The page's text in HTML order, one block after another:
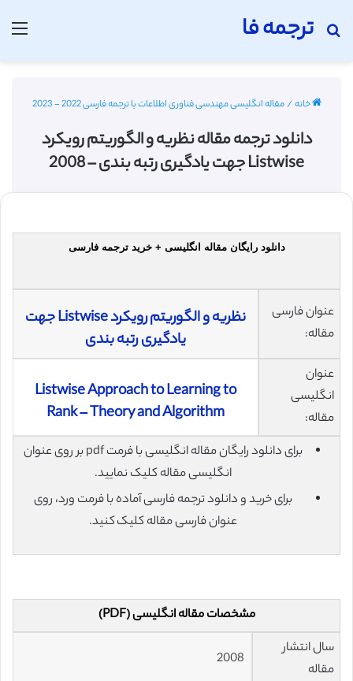
ترجمه فا
جستجو برای
خانه/مقاله انگلیسی مهندسی فناوری اطلاعات با ترجمه فارسی 2022 - 2023
دانلود ترجمه مقاله نظریه و الگوریتم رویکرد
Listwise جهت یادگیری رتبه بندی – 2008
دانلود رایگان مقاله انگلیسی + خرید ترجمه فارسی
عنوان فارسی
مقاله:
نظریه و الگوریتم رویکرد Listwise جهت
یادگیری رتبه بندی
عنوان
انگلیسی
مقاله:
Listwise Approach to Learning to
Rank – Theory and Algorithm
برای دانلود رایگان مقاله انگلیسی با فرمت pdf بر روی عنوان
انگلیسی مقاله کلیک نمایید.
برای خرید و دانلود ترجمه فارسی آماده با فرمت ورد، روی
عنوان فارسی مقاله کلیک کنید.
مشخصات مقاله انگلیسی (PDF)
سال انتشار
مقاله